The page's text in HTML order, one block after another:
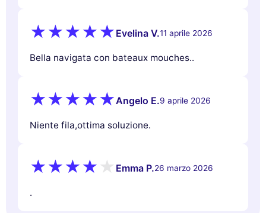
Evelina V.11 aprile 2026
Bella navigata con bateaux mouches..
Angelo E.9 aprile 2026
Niente fila,ottima soluzione.
Emma P.26 marzo 2026
.